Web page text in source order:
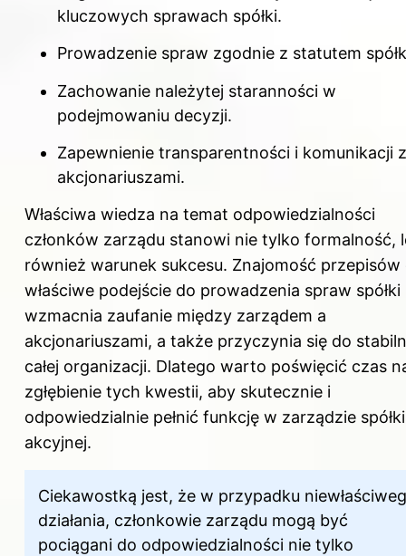
kluczowych sprawach spółki.
Prowadzenie spraw zgodnie z statutem
Zachowanie należytej staranności w
podejmowaniu decyzji.
Zapewnienie transparentności i komunikacji z
akcjonariuszami.
Właściwa wiedza na temat odpowiedzialności
członków zarządu stanowi nie tylko formalność,
również warunek sukcesu. Znajomość przepisów
właściwe podejście do prowadzenia spraw spółki
wzmacnia zaufanie między zarządem a
akcjonariuszami, a także przyczynia się do
całej organizacji. Dlatego warto poświęcić czas
zgłębienie tych kwestii, aby skutecznie i
odpowiedzialnie pełnić funkcję w zarządzie spółki
akcyjnej.
Ciekawostką jest, że w przypadku
działania, członkowie zarządu mogą być
pociągani do odpowiedzialności nie tylko